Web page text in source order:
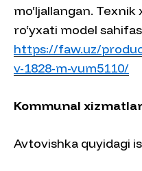
mo‘ljallangan.
ro‘yxati model
https://faw.uz/
v-1828-m-vum5110/
Kommunal
Avtovishka quyidagi